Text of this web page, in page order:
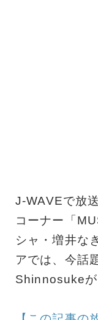
J-WAVEで放
コーナー「
シャ・増井な
アでは、今話
Shinnosukeが